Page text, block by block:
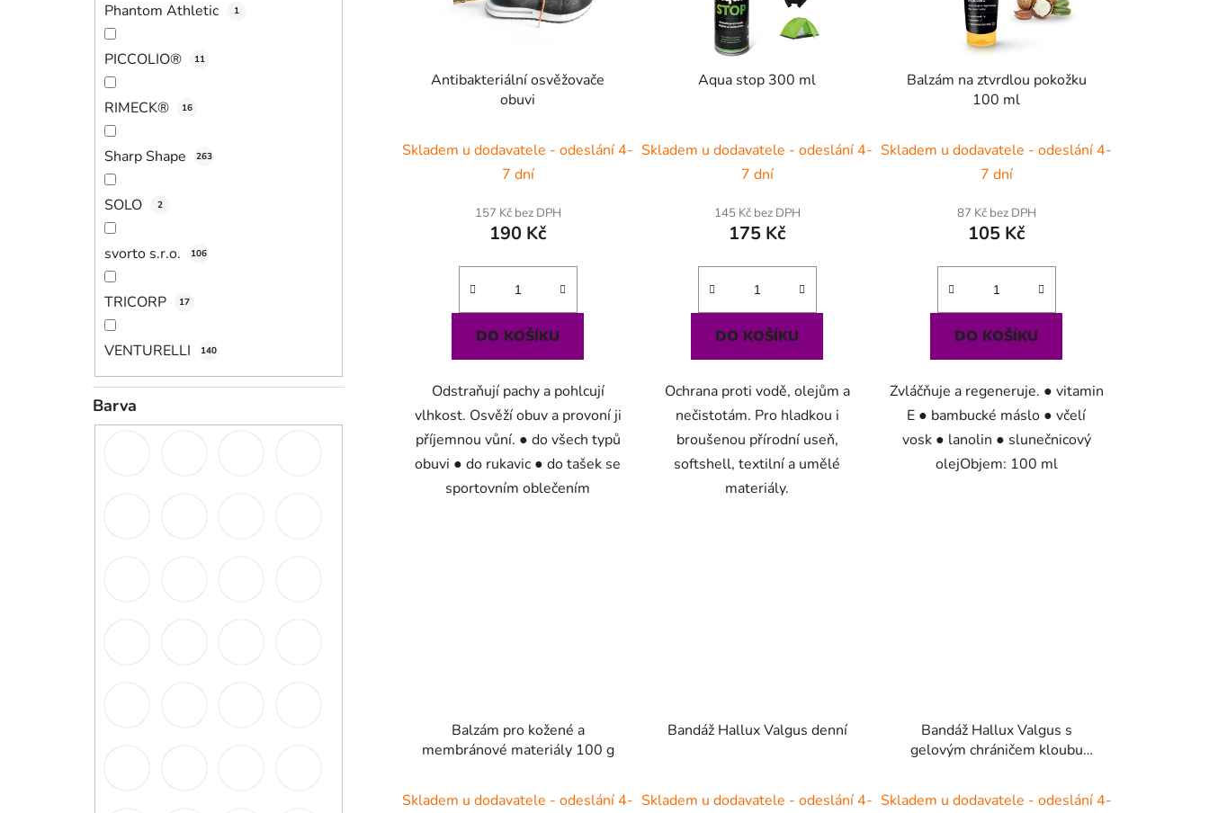
Phantom Athletic 1
PICCOLIO® 11
RIMECK® 16
Sharp Shape 263
SOLO 2
svorto s.r.o. 106
TRICORP 17
VENTURELLI 140
Barva
t
ů
Antibakteriální osvěžovače
obuvi
Skladem u dodavatele - odeslání 4-
7 dní
157 Kč bez DPH
190 Kč
DO KOŠÍKU
Odstraňují pachy a pohlcují
vlhkost. Osvěží obuv a provoní ji
příjemnou vůní. ● do všech typů
obuvi ● do rukavic ● do tašek se
sportovním oblečením
Aqua stop 300 ml
Skladem u dodavatele - odeslání 4-
7 dní
145 Kč bez DPH
175 Kč
DO KOŠÍKU
Ochrana proti vodě, olejům a
nečistotám. Pro hladkou i
broušenou přírodní useň,
softshell, textilní a umělé
materiály.
Balzám na ztvrdlou pokožku
100 ml
Skladem u dodavatele - odeslání 4-
7 dní
87 Kč bez DPH
105 Kč
DO KOŠÍKU
Zvláčňuje a regeneruje. ● vitamin
E ● bambucké máslo ● včelí
vosk ● lanolin ● slunečnicový
olejObjem: 100 ml
Balzám pro kožené a
membránové materiály 100 g
Skladem u dodavatele - odeslání 4-
Bandáž Hallux Valgus denní
Skladem u dodavatele - odeslání 4-
Bandáž Hallux Valgus s
gelovým chráničem kloubu
Skladem u dodavatele - odeslání 4-